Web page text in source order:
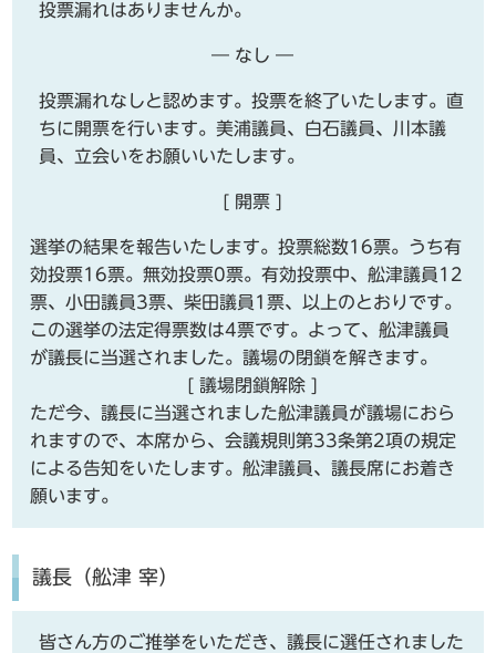
投票漏れはありませんか。
― なし ―
投票漏れなしと認めます。投票を終了いたします。直
ちに開票を行います。美浦議員、白石議員、川本議
員、立会いをお願いいたします。
[ 開票 ]
選挙の結果を報告いたします。投票総数16票。うち有
効投票16票。無効投票0票。有効投票中、舩津議員12
票、小田議員3票、柴田議員1票、以上のとおりです。
この選挙の法定得票数は4票です。よって、舩津議員
が議長に当選されました。議場の閉鎖を解きます。
[ 議場閉鎖解除 ]
ただ今、議長に当選されました舩津議員が議場におら
れますので、本席から、会議規則第33条第2項の規定
による告知をいたします。舩津議員、議長席にお着き
願います。
議長（舩津 宰）
皆さん方のご推挙をいただき、議長に選任されました